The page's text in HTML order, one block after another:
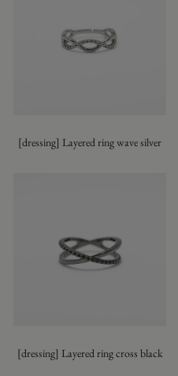
[dressing] Layered ring wave silver
[dressing] Layered ring cross black